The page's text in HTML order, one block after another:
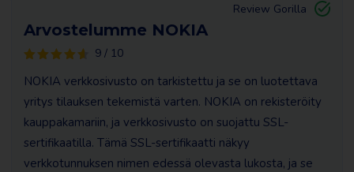
Arvostelumme NOKIA
9 / 10
Review Gorilla
NOKIA verkkosivusto on tarkistettu ja se on luotettava
yritys tilauksen tekemistä varten. NOKIA on rekisteröity
kauppakamariin, ja verkkosivusto on suojattu SSL-
sertifikaatilla. Tämä SSL-sertifikaatti näkyy
verkkotunnuksen nimen edessä olevasta lukosta, ja se